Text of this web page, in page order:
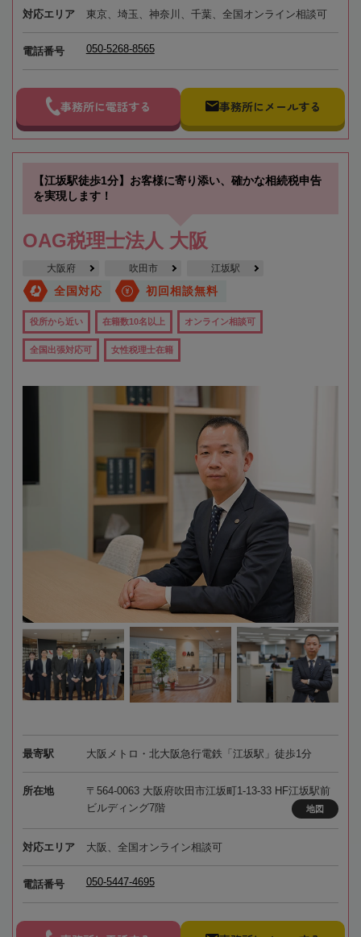
対応エリア 東京、埼玉、神奈川、千葉、全国オンライン相談可
電話番号 050-5268-8565
事務所に電話する 事務所にメールする
【江坂駅徒歩1分】お客様に寄り添い、確かな相続税申告
を実現します！
OAG税理士法人 大阪
大阪府 吹田市 江坂駅
全国対応 初回相談無料
役所から近い 在籍数10名以上 オンライン相談可
全国出張対応可 女性税理士在籍
最寄駅 大阪メトロ・北大阪急行電鉄「江坂駅」徒歩1分
所在地
〒564-0063 大阪府吹田市江坂町1-13-33 HF江坂駅前
ビルディング7階
地図
対応エリア 大阪、全国オンライン相談可
電話番号 050-5447-4695